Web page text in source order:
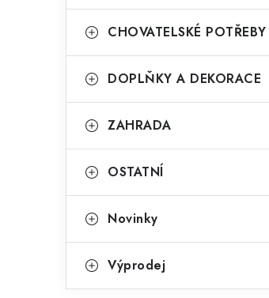
CHOVATELSKÉ POTŘEBY
DOPLŇKY A DEKORACE
ZAHRADA
OSTATNÍ
Novinky
Výprodej